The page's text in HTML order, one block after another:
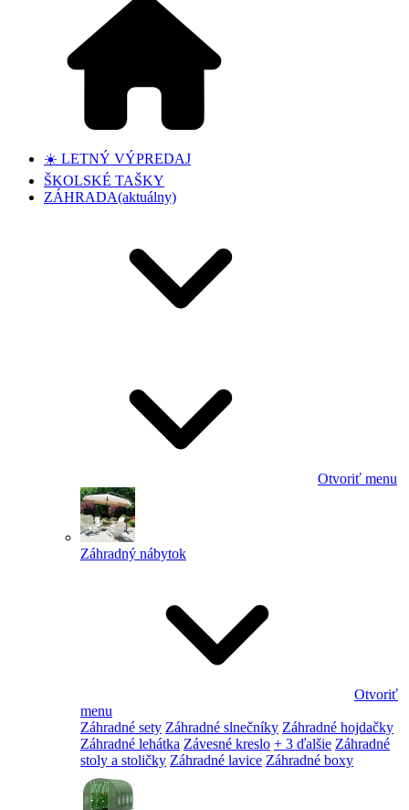
☀️ LETNÝ VÝPREDAJ
ŠKOLSKÉ TAŠKY
ZÁHRADA(aktuálny)
Otvoriť menu
Záhradný nábytok
Otvoriť
menu
Záhradné sety Záhradné slnečníky Záhradné hojdačky
Záhradné lehátka Závesné kreslo + 3 ďalšie Záhradné
stoly a stoličky Záhradné lavice Záhradné boxy